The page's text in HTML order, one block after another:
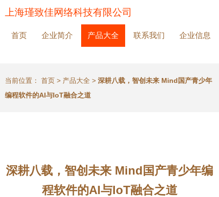
上海瑾致佳网络科技有限公司
首页 企业简介 产品大全 联系我们 企业信息
当前位置： 首页 > 产品大全 > 深耕八载，智创未来 Mind国产青少年
编程软件的AI与IoT融合之道
深耕八载，智创未来 Mind国产青少年编
程软件的AI与IoT融合之道